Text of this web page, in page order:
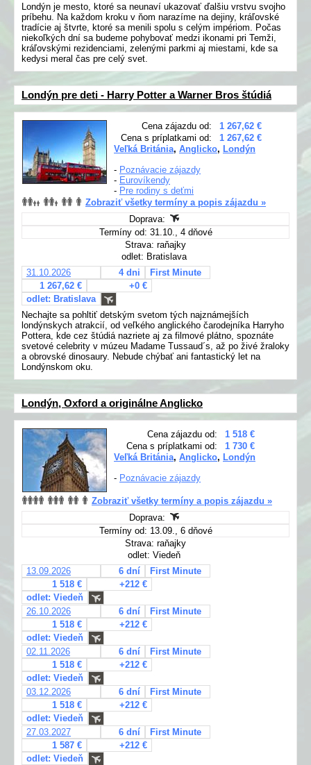
Londýn je mesto, ktoré sa neunaví ukazovať ďalšiu vrstvu svojho
príbehu. Na každom kroku v ňom narazíme na dejiny, kráľovské
tradície aj štvrte, ktoré sa menili spolu s celým impériom. Počas
niekoľkých dní sa budeme pohybovať medzi ikonami pri Temži,
kráľovskými rezidenciami, zelenými parkmi aj miestami, kde sa
kedysi meral čas pre celý svet.
Londýn pre deti - Harry Potter a Warner Bros štúdiá
Cena zájazdu od:
1 267,62 €
Cena s príplatkami od:
1 267,62 €
Veľká Británia, Anglicko, Londýn
- Poznávacie zájazdy
- Eurovíkendy
- Pre rodiny s deťmi
Zobraziť všetky termíny a popis zájazdu »
Doprava:
Termíny od: 31.10., 4 dňové
Strava: raňajky
odlet: Bratislava
31.10.2026
4 dni
First Minute
1 267,62 €
+0 €
odlet: Bratislava
Nechajte sa pohltiť detským svetom tých najznámejších
londýnskych atrakcií, od veľkého anglického čarodejníka Harryho
Pottera, kde cez štúdiá nazriete aj za filmové plátno, spoznáte
svetové celebrity v múzeu Madame Tussaud´s, až po živé žraloky
a obrovské dinosaury. Nebude chýbať ani fantastický let na
Londýnskom oku.
Londýn, Oxford a originálne Anglicko
Cena zájazdu od:
1 518 €
Cena s príplatkami od:
1 730 €
Veľká Británia, Anglicko, Londýn
- Poznávacie zájazdy
Zobraziť všetky termíny a popis zájazdu »
Doprava:
Termíny od: 13.09., 6 dňové
Strava: raňajky
odlet: Viedeň
13.09.2026
6 dní
First Minute
1 518 €
+212 €
odlet: Viedeň
26.10.2026
6 dní
First Minute
1 518 €
+212 €
odlet: Viedeň
02.11.2026
6 dní
First Minute
1 518 €
+212 €
odlet: Viedeň
03.12.2026
6 dní
First Minute
1 518 €
+212 €
odlet: Viedeň
27.03.2027
6 dní
First Minute
1 587 €
+212 €
odlet: Viedeň